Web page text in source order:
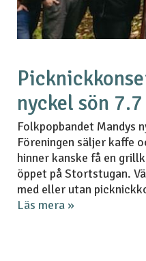
nyckel sön
Folkpopbandet Mandys
Föreningen säljer kaffe
hinner kanske få en
öppet på Stortstugan.
med eller utan
Läs mera »